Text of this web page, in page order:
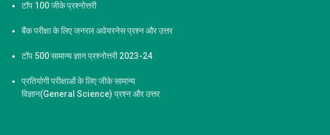
टॉप 100 जीके प्रश्नोत्तरी
बैंक परीक्षा के लिए जनरल अवेयरनेस प्रश्न और उत्तर
टॉप 500 सामान्य ज्ञान प्रश्नोत्तरी 2023-24
प्रतियोगी परीक्षाओं के लिए जीके सामान्य
विज्ञान(General Science) प्रश्न और उत्तर